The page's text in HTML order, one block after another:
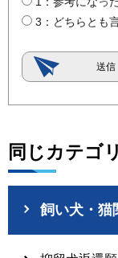
3：どちらとも
同じカテゴ
飼い犬・猫